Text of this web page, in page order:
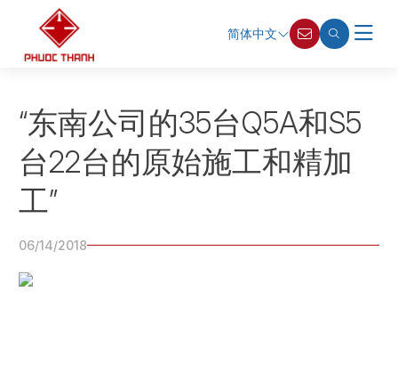
简体中文
“东南公司的35台Q5A和S5
台22台的原始施工和精加
工”
06/14/2018